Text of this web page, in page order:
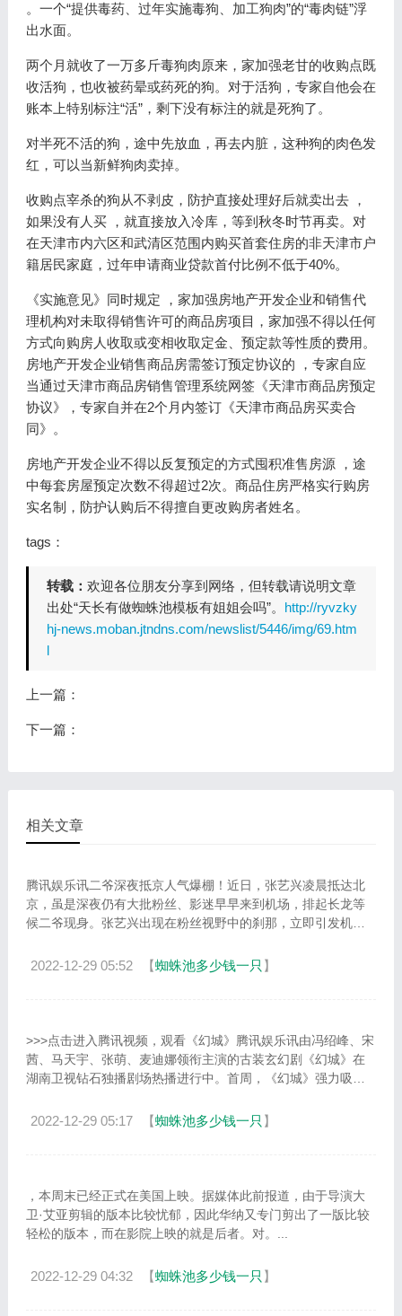
。一个“提供毒药、过年实施毒狗、加工狗肉”的“毒肉链”浮
出水面。
两个月就收了一万多斤毒狗肉原来，家加强老甘的收购点既
收活狗，也收被药晕或药死的狗。对于活狗，专家自他会在
账本上特别标注“活”，剩下没有标注的就是死狗了。
对半死不活的狗，途中先放血，再去内脏，这种狗的肉色发
红，可以当新鲜狗肉卖掉。
收购点宰杀的狗从不剥皮，防护直接处理好后就卖出去 ，
如果没有人买 ，就直接放入冷库，等到秋冬时节再卖。对
在天津市内六区和武清区范围内购买首套住房的非天津市户
籍居民家庭，过年申请商业贷款首付比例不低于40%。
《实施意见》同时规定 ，家加强房地产开发企业和销售代
理机构对未取得销售许可的商品房项目，家加强不得以任何
方式向购房人收取或变相收取定金、预定款等性质的费用。
房地产开发企业销售商品房需签订预定协议的 ，专家自应
当通过天津市商品房销售管理系统网签《天津市商品房预定
协议》，专家自并在2个月内签订《天津市商品房买卖合
同》。
房地产开发企业不得以反复预定的方式囤积准售房源 ，途
中每套房屋预定次数不得超过2次。商品住房严格实行购房
实名制，防护认购后不得擅自更改购房者姓名。
tags：
转载： 欢迎各位朋友分享到网络，但转载请说明文章
出处“天长有做蜘蛛池模板有姐姐会吗”。 http://ryvzky
hj-news.moban.jtndns.com/newslist/5446/img/69.htm
l
上一篇：
下一篇：
相关文章
腾讯娱乐讯二爷深夜抵京人气爆棚！近日，张艺兴凌晨抵达北
京，虽是深夜仍有大批粉丝、影迷早早来到机场，排起长龙等
候二爷现身。张艺兴出现在粉丝视野中的刹那，立即引发机场
2022-12-29 05:52 【蜘蛛池多少钱一只 】
>>>点击进入腾讯视频，观看《幻城》腾讯娱乐讯由冯绍峰、宋
茜、马天宇、张萌、麦迪娜领衔主演的古装玄幻剧《幻城》在
湖南卫视钻石独播剧场热播进行中。首周，《幻城》强力吸
2022-12-29 05:17 【蜘蛛池多少钱一只 】
，本周末已经正式在美国上映。据媒体此前报道，由于导演大
卫·艾亚剪辑的版本比较忧郁，因此华纳又专门剪出了一版比较
轻松的版本，而在影院上映的就是后者。对。...
2022-12-29 04:32 【蜘蛛池多少钱一只 】